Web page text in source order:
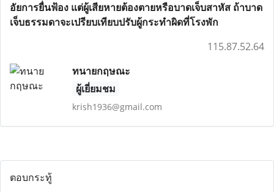
อัยการยื่นฟ้อง แต่ผู้เสียหายต้องตายหรือบาดเจ็บสาหัส ถ้าบาด
เจ็บธรรมดาจะเปรียบเทียบปรับผู้กระทำผิดที่โรงพัก
115.87.52.64
ทนายกฤษณะ
ผู้เยี่ยมชม
krish1936@gmail.com
ตอบกระทู้